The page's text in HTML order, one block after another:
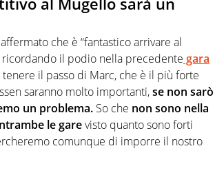
che è “fantastico arrivare al
il podio nella precedente gara
il passo di Marc, che è il più forte
saranno molto importanti,se non sarò
un problema. So che non sono nella
le garevisto quanto sono forti
comunque di imporre il nostro